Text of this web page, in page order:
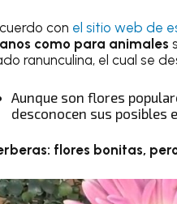
con el sitio web de
como para animales
ranunculina, el cual se
Aunque son flores
desconocen sus posibles
flores bonitas,